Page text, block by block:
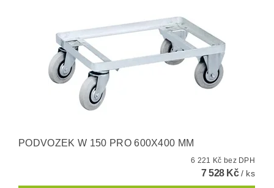
PODVOZEK W 150 PRO 600X400 MM
6 221 Kč bez DPH
7 528 Kč/ ks